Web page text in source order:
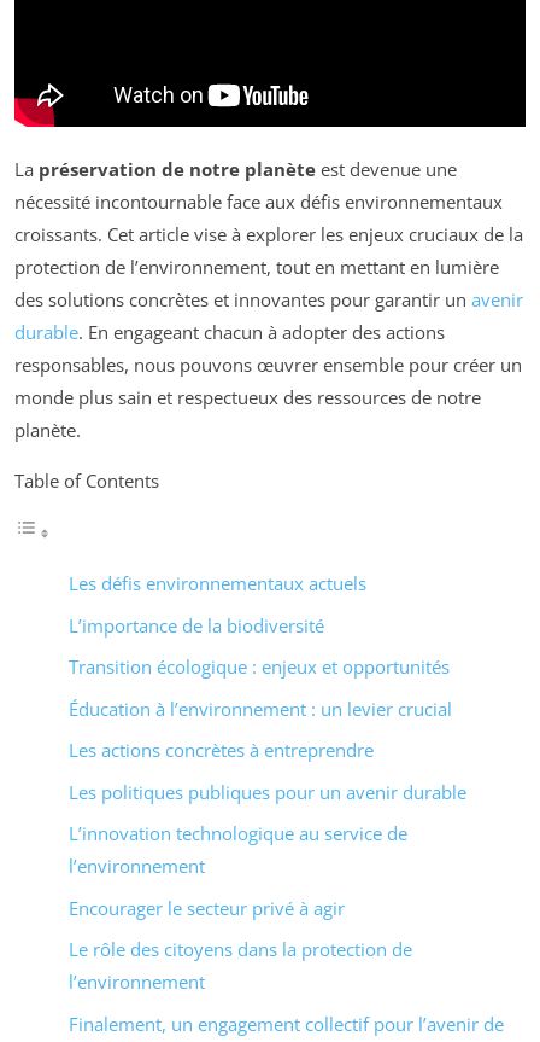
La préservation de notre planète est devenue une
nécessité incontournable face aux défis environnementaux
croissants. Cet article vise à explorer les enjeux cruciaux de la
protection de l’environnement, tout en mettant en lumière
des solutions concrètes et innovantes pour garantir un avenir
durable. En engageant chacun à adopter des actions
responsables, nous pouvons œuvrer ensemble pour créer un
monde plus sain et respectueux des ressources de notre
planète.
Table of Contents
Les défis environnementaux actuels
L’importance de la biodiversité
Transition écologique : enjeux et opportunités
Éducation à l’environnement : un levier crucial
Les actions concrètes à entreprendre
Les politiques publiques pour un avenir durable
L’innovation technologique au service de
l’environnement
Encourager le secteur privé à agir
Le rôle des citoyens dans la protection de
l’environnement
Finalement, un engagement collectif pour l’avenir de